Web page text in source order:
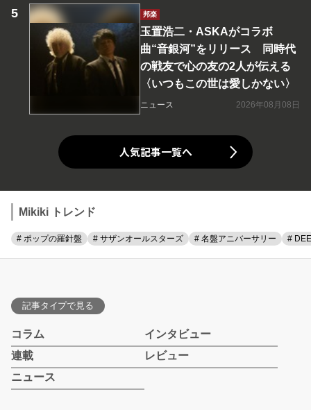
邦楽
玉置浩二・ASKAがコラボ
曲“音銀河”をリリース 同時代
の戦友で心の友の2人が伝える
〈いつもこの世は愛しかない〉
ニュース 2026年08月08日
人気記事一覧へ
Mikiki トレンド
# ポップの羅針盤 # サザンオールスターズ # 名盤アニバーサリー #
記事タイプで見る
コラム
インタビュー
連載
レビュー
ニュース